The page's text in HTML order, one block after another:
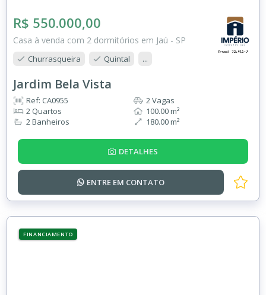
R$ 550.000,00
Casa à venda com 2 dormitórios em Jaú - SP
Churrasqueira Quintal ...
Jardim Bela Vista
Ref: CA0955
2 Quartos
2 Banheiros
2 Vagas
100.00 m²
180.00 m²
DETALHES
ENTRE EM CONTATO
FINANCIAMENTO